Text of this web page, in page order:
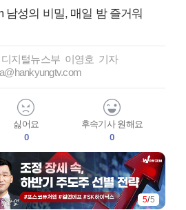
남성의 비밀, 매일 밤 즐거워
지털뉴스부 이영호 기자
싫어요
0
후속기사 원해요
0
5/5